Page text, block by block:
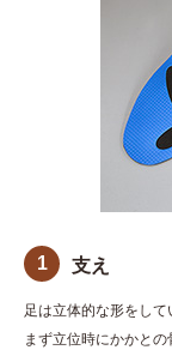
1 支え
足は立体的な形をし
まず立位時にかかと